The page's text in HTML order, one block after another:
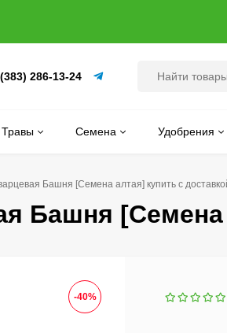
286-13-24
Травы Семена Удобрения
Башня [Семена алтая] купить с
Башня [Семена
-40%